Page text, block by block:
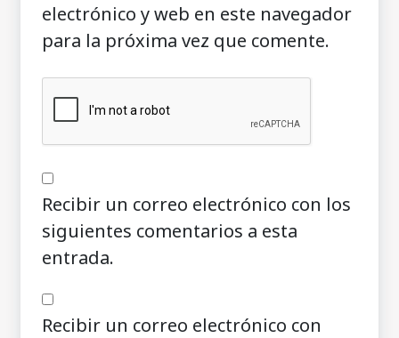
electrónico y web en este navegador
para la próxima vez que comente.
Recibir un correo electrónico con los
siguientes comentarios a esta
entrada.
Recibir un correo electrónico con